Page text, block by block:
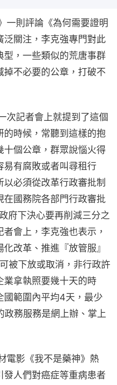
一則評論《為何需要證明
泛關注，李克強專門對此
，一些類似的荒唐事群
不必要的公章，打破不
次記者會上就提到了這個
的時候，常聽到這樣的抱
個公章，群眾說惱火得
易有腐敗或者叫尋租行
必須從改革行政審批制
在國務院各部門行政審批
府下決心要再削減三分之
會上，李克強也表示，
改革、推進『放管服』
被下放或取消，非行政許
業拿執照要幾十天的時
國範圍內平均4天，最少
政務服務是網上辦、掌上
電影《我不是藥神》熱
人們對癌症等重病患者